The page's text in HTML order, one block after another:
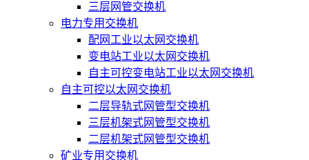
三层网管交换机
电力专用交换机
配网工业以太网交换机
变电站工业以太网交换机
自主可控变电站工业以太网交换机
自主可控以太网交换机
二层导轨式网管型交换机
三层机架式网管型交换机
二层机架式网管型交换机
矿业专用交换机